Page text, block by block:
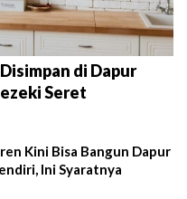
di Dapur
Seret
Kini Bisa Bangun Dapur
Ini Syaratnya